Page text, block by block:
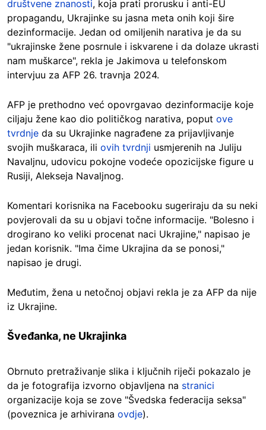
društvene znanosti, koja prati prorusku i anti-EU
propagandu, Ukrajinke su jasna meta onih koji šire
dezinformacije. Jedan od omiljenih narativa je da su
"ukrajinske žene posrnule i iskvarene i da dolaze ukrasti
nam muškarce", rekla je Jakimova u telefonskom
intervjuu za AFP 26. travnja 2024.
AFP je prethodno već opovrgavao dezinformacije koje
ciljaju žene kao dio političkog narativa, poput ove
tvrdnje da su Ukrajinke nagrađene za prijavljivanje
svojih muškaraca, ili ovih tvrdnji usmjerenih na Juliju
Navaljnu, udovicu pokojne vodeće opozicijske figure u
Rusiji, Alekseja Navaljnog.
Komentari korisnika na Facebooku sugeriraju da su neki
povjerovali da su u objavi točne informacije. "Bolesno i
drogirano ko veliki procenat naci Ukrajine," napisao je
jedan korisnik. "Ima čime Ukrajina da se ponosi,"
napisao je drugi.
Međutim, žena u netočnoj objavi rekla je za AFP da nije
iz Ukrajine.
Šveđanka, ne Ukrajinka
Obrnuto pretraživanje slika i ključnih riječi pokazalo je
da je fotografija izvorno objavljena na stranici
organizacije koja se zove "Švedska federacija seksa"
(poveznica je arhivirana ovdje).